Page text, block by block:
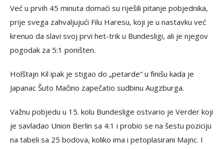
Već u prvih 45 minuta domaći su riješili pitanje pobjednika,
prije svega zahvaljujući Filu Haresu, koji je u nastavku već
krenuo da slavi svoj prvi het-trik u Bundesligi, ali je njegov
pogodak za 5:1 poništen.
Holštajn Kil ipak je stigao do „petarde“ u finišu kada je
Japanac Šuto Mačino zapečatio sudbinu Augzburga.
Važnu pobjedu u 15. kolu Bundeslige ostvario je Verder koji
je savladao Union Berlin sa 4:1 i probio se na šestu poziciju
na tabeli sa 25 bodova, koliko ima i petoplasirani Majnc. I